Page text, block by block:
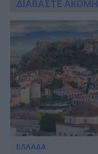
ΔΙΑΒΑΣΤΕ ΑΚΟΜΗ
ΕΛΛΑΔΑ